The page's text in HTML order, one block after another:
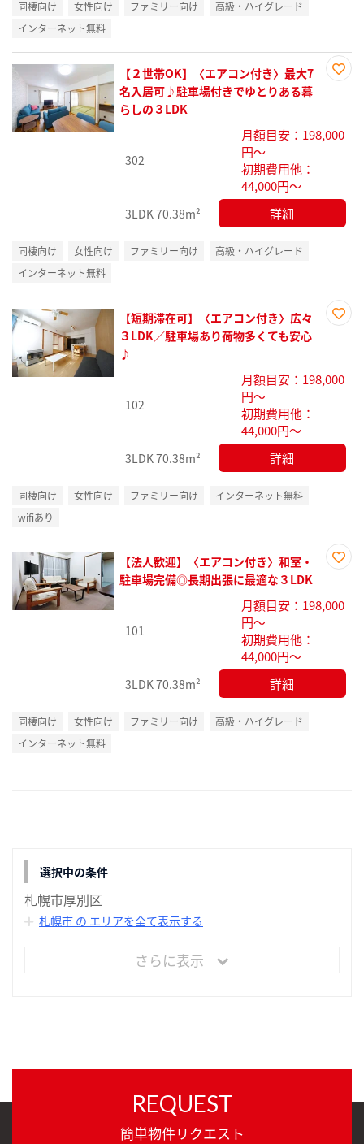
同棲向け 女性向け ファミリー向け
高級・ハイグレード
インターネット無料
録
【２世帯OK】〈エアコン付き〉最大7
名入居可♪駐車場付きでゆとりある暮
らしの３LDK
302
月額目安：198,000
円～
初期費用他：
44,000円～
3LDK70.38m² 詳細
同棲向け 女性向け ファミリー向け
高級・ハイグレード
インターネット無料
録
【短期滞在可】〈エアコン付き〉広々
３LDK／駐車場あり荷物多くても安心
♪
102
月額目安：198,000
円～
初期費用他：
44,000円～
3LDK70.38m² 詳細
同棲向け 女性向け ファミリー向け
インターネット無料
wifiあり
り登
【法人歓迎】〈エアコン付き〉和室・
駐車場完備◎長期出張に最適な３LDK
101
月額目安：198,000
円～
初期費用他：
44,000円～
3LDK70.38m² 詳細
同棲向け 女性向け ファミリー向け
高級・ハイグレード
インターネット無料
選択中の条件
札幌市厚別区
札幌市 の エリアを全て表示する
さらに表示
REQUEST
簡単物件リクエスト